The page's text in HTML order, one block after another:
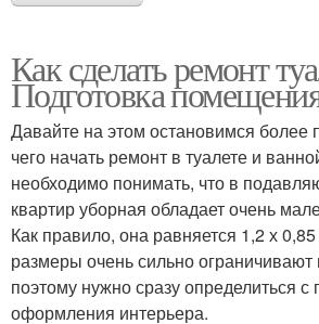
Как сделать ремонт
Подготовка
Давайте на этом остановимся более
чего начать ремонт в туалете и
необходимо понимать, что в
квартир уборная обладает очень
Как правило, она равняется 1,2 х
размеры очень сильно ограничивают
поэтому нужно сразу определиться с
оформления интерьера.